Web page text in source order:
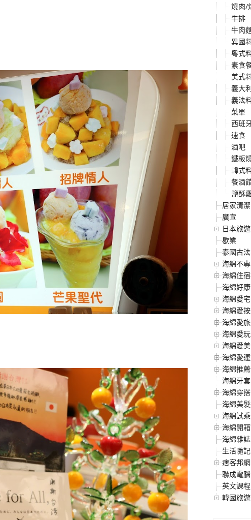
燒肉/
牛排
牛肉
異國
粵式
素食
美式
義大
義法
菜單
西班
速食
酒吧
鐵板
韓式
餐酒
鹽酥
居家清潔
廣宣
日本旅
歇業
泰國古
海綿不
海綿住
海綿好
海綿愛
海綿愛
海綿愛
海綿愛
海綿愛
海綿愛
海綿推
海綿牙
海綿穿搭
海綿美
海綿試
海綿開
海綿雜
生活隨記
痞客邦
聯成電
英文課程
韓國旅